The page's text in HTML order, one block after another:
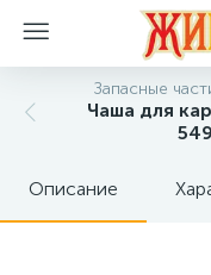
Запасные
Чаша для
Описание